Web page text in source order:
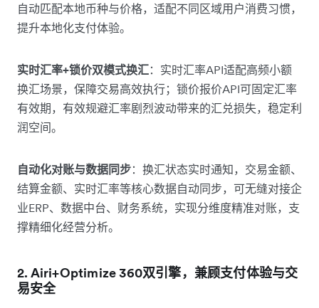
自动匹配本地币种与价格，适配不同区域用户消费习惯，
提升本地化支付体验。
实时汇率+锁价双模式换汇：实时汇率API适配高频小额
换汇场景，保障交易高效执行；锁价报价API可固定汇率
有效期，有效规避汇率剧烈波动带来的汇兑损失，稳定利
润空间。
自动化对账与数据同步：换汇状态实时通知，交易金额、
结算金额、实时汇率等核心数据自动同步，可无缝对接企
业ERP、数据中台、财务系统，实现分维度精准对账，支
撑精细化经营分析。
2. Airi+Optimize 360双引擎，兼顾支付体验与交
易安全